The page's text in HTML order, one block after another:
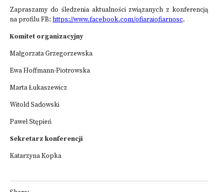
Zapraszamy do śledzenia aktualności związanych z konferencją
na profilu FB: https://www.facebook.com/ofiaraiofiarnosc.
Komitet organizacyjny
Małgorzata Grzegorzewska
Ewa Hoffmann-Piotrowska
Marta Łukaszewicz
Witold Sadowski
Paweł Stępień
Sekretarz konferencji
Katarzyna Kopka